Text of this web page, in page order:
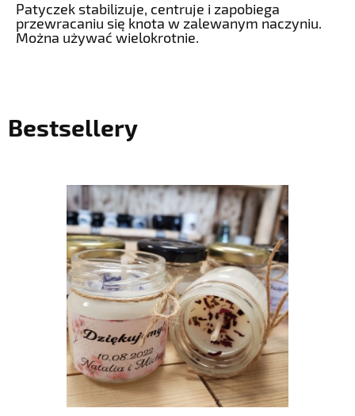
Patyczek stabilizuje, centruje i zapobiega
przewracaniu się knota w zalewanym naczyniu.
Można używać wielokrotnie.
Bestsellery
do koszyka